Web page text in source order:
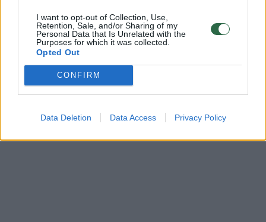
I want to opt-out of Collection, Use,
Retention, Sale, and/or Sharing of my
Personal Data that Is Unrelated with the
Purposes for which it was collected.
Opted Out
CONFIRM
Data Deletion Data Access Privacy Policy
Rodyti komentarus
Prisijungti komentatoriams